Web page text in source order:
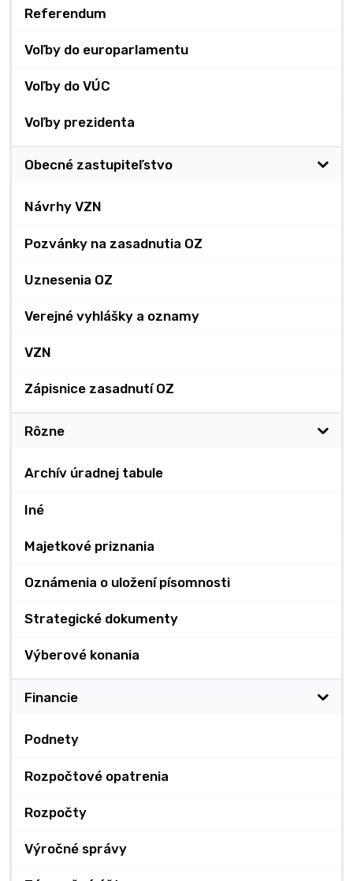
Referendum
Voľby do europarlamentu
Voľby do VÚC
Voľby prezidenta
Obecné zastupiteľstvo
Návrhy VZN
Pozvánky na zasadnutia OZ
Uznesenia OZ
Verejné vyhlášky a oznamy
VZN
Zápisnice zasadnutí OZ
Rôzne
Archív úradnej tabule
Iné
Majetkové priznania
Oznámenia o uložení písomnosti
Strategické dokumenty
Výberové konania
Financie
Podnety
Rozpočtové opatrenia
Rozpočty
Výročné správy